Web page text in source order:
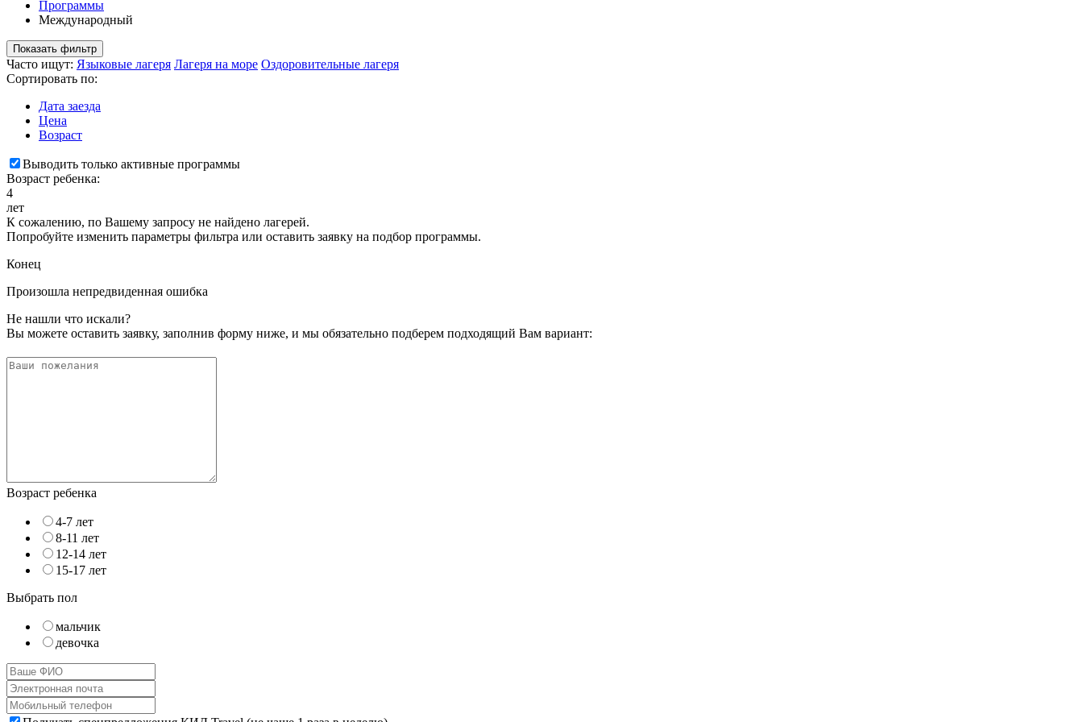
Программы
Международный
Показать фильтр
Часто ищут: Языковые лагеря Лагеря на море Оздоровительные лагеря
Сортировать по:
Дата заезда
Цена
Возраст
Выводить только активные программы
Возраст ребенка:
4
лет
К сожалению, по Вашему запросу не найдено лагерей.
Попробуйте изменить параметры фильтра или оставить заявку на подбор программы.
Конец
Произошла непредвиденная ошибка
Не нашли что искали?
Вы можете оставить заявку, заполнив форму ниже, и мы обязательно подберем подходящий Вам вариант:
Возраст ребенка
4-7 лет
8-11 лет
12-14 лет
15-17 лет
Выбрать пол
мальчик
девочка